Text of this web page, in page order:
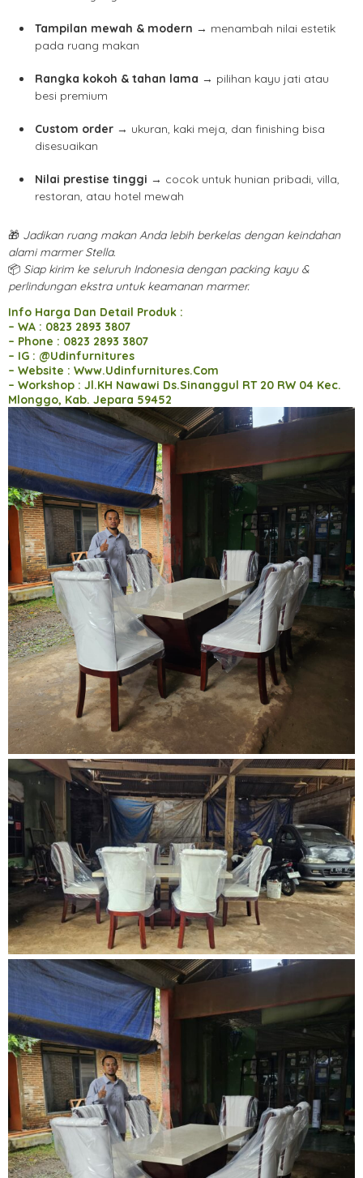
Tampilan mewah & modern → menambah nilai estetik
pada ruang makan
Rangka kokoh & tahan lama → pilihan kayu jati atau
besi premium
Custom order → ukuran, kaki meja, dan finishing bisa
disesuaikan
Nilai prestise tinggi → cocok untuk hunian pribadi, villa,
restoran, atau hotel mewah
🎁 Jadikan ruang makan Anda lebih berkelas dengan keindahan
alami marmer Stella.
📦 Siap kirim ke seluruh Indonesia dengan packing kayu &
perlindungan ekstra untuk keamanan marmer.
Info Harga Dan Detail Produk :
– WA : 0823 2893 3807
– Phone : 0823 2893 3807
– IG : @Udinfurnitures
– Website : Www.Udinfurnitures.Com
– Workshop : Jl.KH Nawawi Ds.Sinanggul RT 20 RW 04 Kec.
Mlonggo, Kab. Jepara 59452